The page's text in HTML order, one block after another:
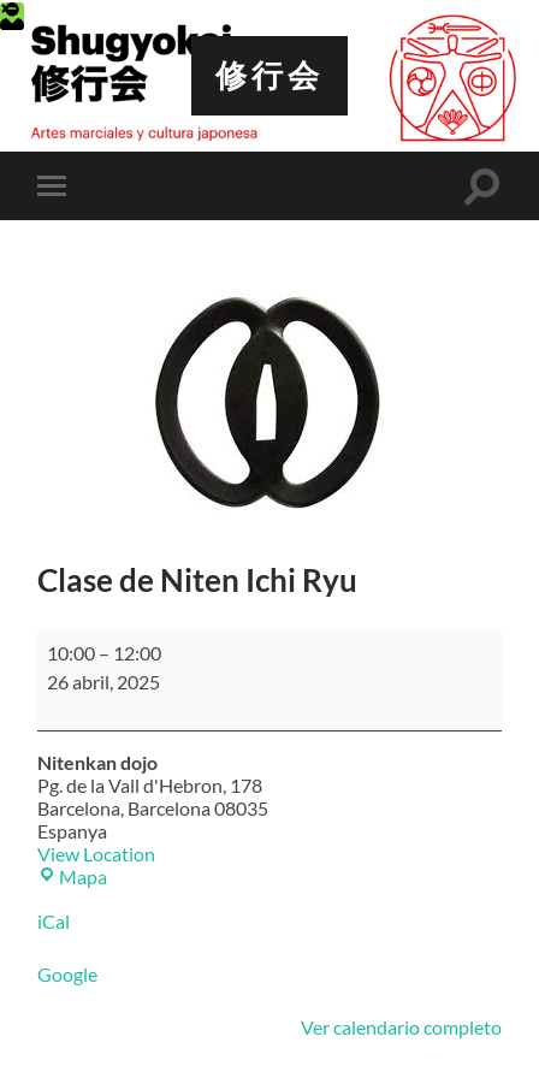
修行会
Alternar
el
Clase de Niten Ichi Ryu
de
Niten
Ryu
10:00 – 12:00
26 abril, 2025
Nitenkan dojo
Pg. de la Vall d'Hebron, 178
Barcelona Barcelona08035
Espanya
View Location
MapaNitenkan
iCal
Google
Ver calendario completo